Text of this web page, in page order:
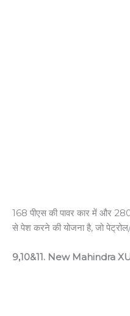
168 पीएस की पावर कार में और 280
से पेश करने की योजना है, जो
9,10&11. New Mahindra